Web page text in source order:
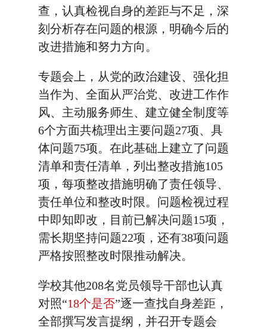
查，认真检视自身的差距与不足，深
刻分析存在问题的根源，明确今后的
改进措施和努力方向。
专题会上，从党的政治建设、强化担
当作为、全面从严治党、改进工作作
风、主动服务师生、建立健全制度等
6个方面共梳理出主要问题27项、具
体问题75项。在此基础上建立了问题
清单和责任清单，列出整改措施105
项，每项整改措施明确了责任领导、
责任单位和整改时限。问题检视过程
中即知即改，目前已解决问题15项，
需长期坚持问题22项，还有38项问题
严格按照整改时限推动解决。
学校其他208名党员领导干部也认真
对照“18个是否”逐一查找自身差距，
全部撰写发言提纲，并召开专题会